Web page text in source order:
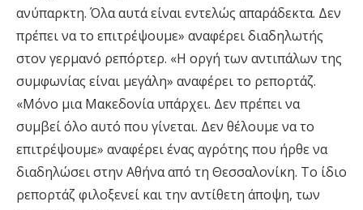
ανύπαρκτη. Όλα αυτά είναι εντελώς απαράδεκτα. Δεν
πρέπει να το επιτρέψουμε» αναφέρει διαδηλωτής
στον γερμανό ρεπόρτερ. «Η οργή των αντιπάλων της
συμφωνίας είναι μεγάλη» αναφέρει το ρεπορτάζ.
«Μόνο μια Μακεδονία υπάρχει. Δεν πρέπει να
συμβεί όλο αυτό που γίνεται. Δεν θέλουμε να το
επιτρέψουμε» αναφέρει ένας αγρότης που ήρθε να
διαδηλώσει στην Αθήνα από τη Θεσσαλονίκη. Το ίδιο
ρεπορτάζ φιλοξενεί και την αντίθετη άποψη, των